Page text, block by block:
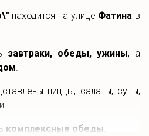
находится на улице Фатина в
завтраки, обеды, ужины, а
.
пиццы, салаты, супы,
комплексные обеды